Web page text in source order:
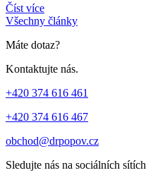
Číst více
Všechny články
Máte dotaz?
Kontaktujte nás.
+420 374 616 461
+420 374 616 467
obchod@drpopov.cz
Sledujte nás na sociálních sítích